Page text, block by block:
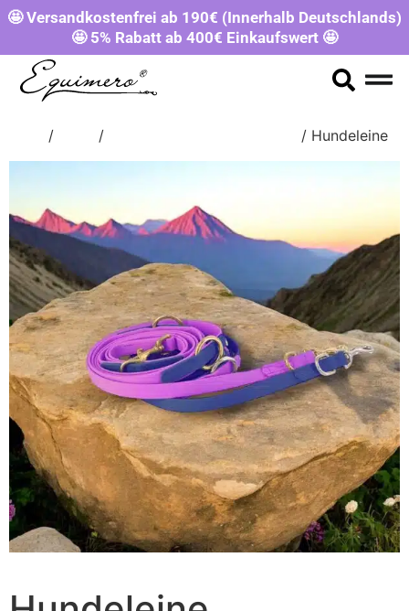
🤩 Versandkostenfrei ab 190€ (Innerhalb Deutschlands)
🤩 5% Rabatt ab 400€ Einkaufswert 🤩
/ / / Hundeleine